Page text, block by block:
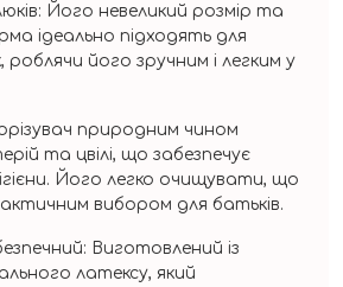
Його невеликий розмір та
ідеально підходять для
роблячи його зручним і легким у
природним чином
та цвілі, що забезпечує
Його легко очищувати, що
вибором для батьків.
Виготовлений із
латексу, який